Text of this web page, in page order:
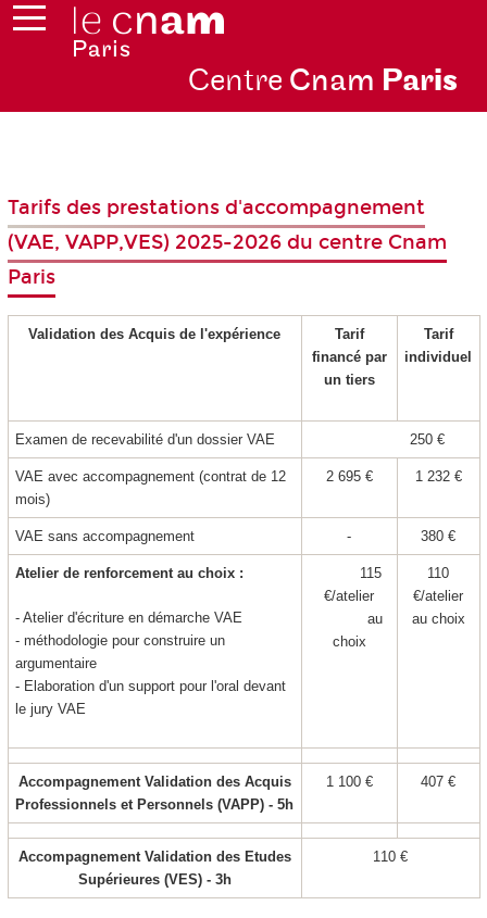
Centre Cnam Paris
Tarifs des prestations d'accompagnement
(VAE, VAPP,VES) 2025-2026 du centre Cnam
Paris
Validation des Acquis de l'expérience
Tarif
financé par
un tiers
Tarif
individuel
Examen de recevabilité d'un dossier VAE 250 €
VAE avec accompagnement (contrat de 12
mois)
2 695 € 1 232 €
VAE sans accompagnement - 380 €
Atelier de renforcement au choix :
- Atelier d'écriture en démarche VAE
- méthodologie pour construire un
argumentaire
- Elaboration d'un support pour l'oral devant
le jury VAE
115
€/atelier
au
choix
110
€/atelier
au choix
Accompagnement Validation des Acquis
Professionnels et Personnels (VAPP) - 5h
1 100 € 407 €
Accompagnement Validation des Etudes
Supérieures (VES) - 3h
110 €